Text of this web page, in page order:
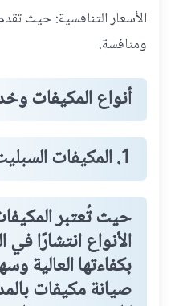
الأسعار التنافسية: حيث
ومنافسة.
أنواع المكيفات
1. المكيفات السبليت (Split Units)
حيث تُعتبر
الأنواع انتشارًا في
بكفاءتها العالية
صيانة مكيفات